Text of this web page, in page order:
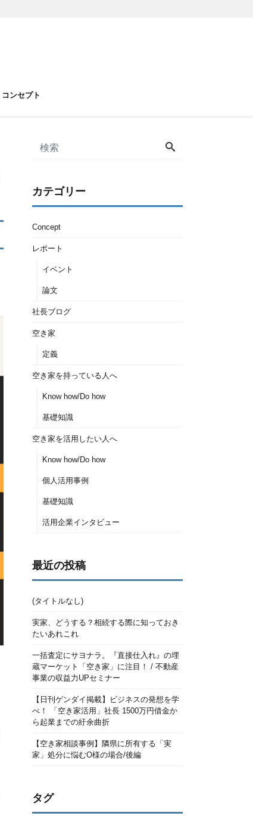
コンセプト
カテゴリー
Concept
レポート
イベント
論文
社長ブログ
空き家
定義
空き家を持っている人へ
Know how/Do how
基礎知識
空き家を活用したい人へ
Know how/Do how
個人活用事例
基礎知識
活用企業インタビュー
最近の投稿
(タイトルなし)
実家、どうする？相続する際に知っておき
たいあれこれ
一括査定にサヨナラ。『直接仕入れ』の埋
蔵マーケット「空き家」に注目！ / 不動産
事業の収益力UPセミナー
【日刊ゲンダイ掲載】ビジネスの発想を学
べ！ 「空き家活用」社長 1500万円借金か
ら起業までの紆余曲折
【空き家相談事例】隣県に所有する「実
家」処分に悩むO様の場合/後編
タグ